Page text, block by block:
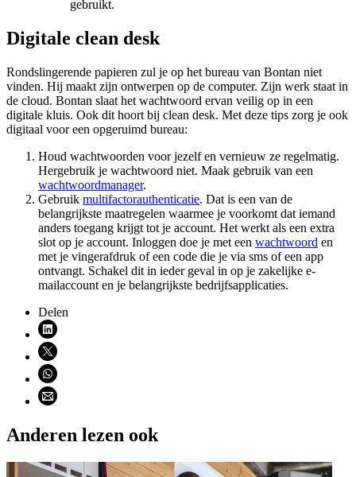
gebruikt.
Digitale clean desk
Rondslingerende papieren zul je op het bureau van Bontan niet
vinden. Hij maakt zijn ontwerpen op de computer. Zijn werk staat in
de cloud. Bontan slaat het wachtwoord ervan veilig op in een
digitale kluis. Ook dit hoort bij clean desk. Met deze tips zorg je ook
digitaal voor een opgeruimd bureau:
Houd wachtwoorden voor jezelf en vernieuw ze regelmatig.
Hergebruik je wachtwoord niet. Maak gebruik van een
wachtwoordmanager.
Gebruik multifactorauthenticatie. Dat is een van de
belangrijkste maatregelen waarmee je voorkomt dat iemand
anders toegang krijgt tot je account. Het werkt als een extra
slot op je account. Inloggen doe je met een wachtwoord en
met je vingerafdruk of een code die je via sms of een app
ontvangt. Schakel dit in ieder geval in op je zakelijke e-
mailaccount en je belangrijkste bedrijfsapplicaties.
Delen
Deel via LinkedIn (opent nieuw venster)
Deel via X (opent nieuw venster)
Deel via WhatsApp (opent WhatsApp)
Deel via email (opent email programma)
Anderen lezen ook